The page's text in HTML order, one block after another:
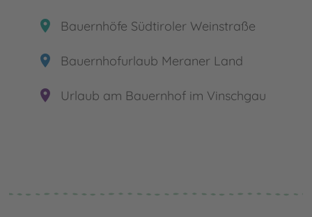
place Bauernhöfe Südtiroler Weinstraße
place Bauernhofurlaub Meraner Land
place Urlaub am Bauernhof im Vinschgau